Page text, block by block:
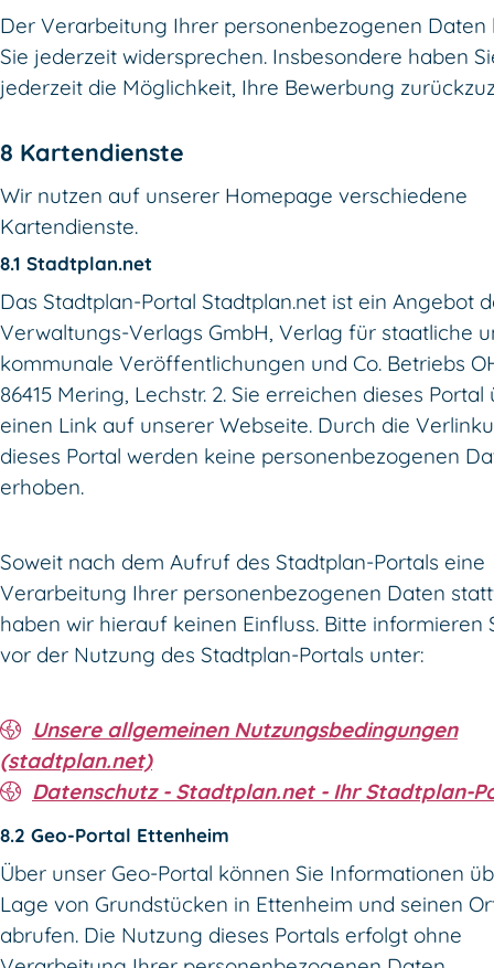
Der Verarbeitung Ihrer personenbezogenen Daten
Sie jederzeit widersprechen. Insbesondere haben
jederzeit die Möglichkeit, Ihre Bewerbung
8 Kartendienste
Wir nutzen auf unserer Homepage verschiedene
Kartendienste.
8.1 Stadtplan.net
Das Stadtplan-Portal Stadtplan.net ist ein Angebot
Verwaltungs-Verlags GmbH, Verlag für staatliche
kommunale Veröffentlichungen und Co. Betriebs
86415 Mering, Lechstr. 2. Sie erreichen dieses Portal
einen Link auf unserer Webseite. Durch die
dieses Portal werden keine personenbezogenen
erhoben.
Soweit nach dem Aufruf des Stadtplan-Portals eine
Verarbeitung Ihrer personenbezogenen Daten
haben wir hierauf keinen Einfluss. Bitte informieren
vor der Nutzung des Stadtplan-Portals unter:
Unsere allgemeinen Nutzungsbedingungen
(stadtplan.net)
Datenschutz - Stadtplan.net - Ihr Stadtplan-
8.2 Geo-Portal Ettenheim
Über unser Geo-Portal können Sie Informationen
Lage von Grundstücken in Ettenheim und seinen
abrufen. Die Nutzung dieses Portals erfolgt ohne